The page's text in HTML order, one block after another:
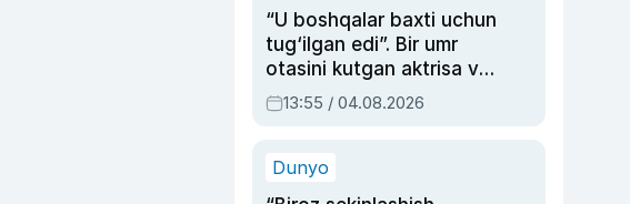
“U boshqalar baxti uchun
tug‘ilgan edi”. Bir umr
otasini kutgan aktrisa va
dublyaj ustasi Rimma
Ahmedovaning
13:55 / 04.08.2026
Dunyo